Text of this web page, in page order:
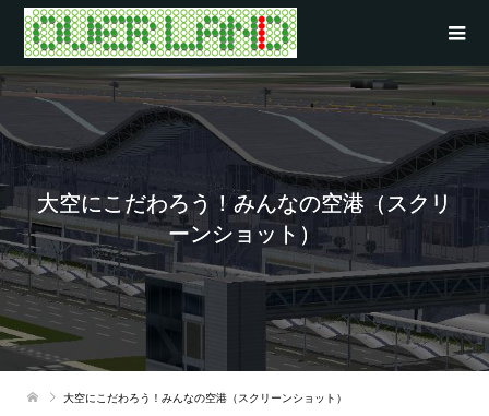
大空にこだわろう！みんなの空港（スクリ
ーンショット）
大空にこだわろう！みんなの空港（スクリーンショット）